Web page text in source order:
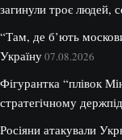
загинули троє людей,
“Там, де б’ють
Україну07.08.2026
Фігурантка “плівок
стратегічному
Росіяни атакували